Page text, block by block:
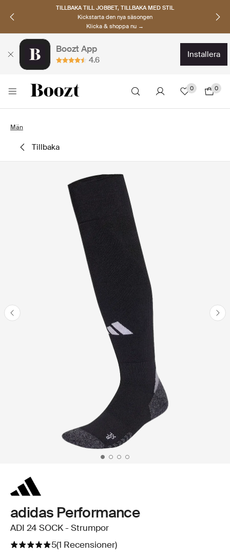
TILLBAKA TILL JOBBET, TILLBAKA MED STIL
Kickstarta den nya säsongen
Klicka & shoppa nu →
Boozt App
4.6
installera
0 0
Män
tillbaka
adidas Performance
ADI 24 SOCK - Strumpor
5(1 Recensioner)